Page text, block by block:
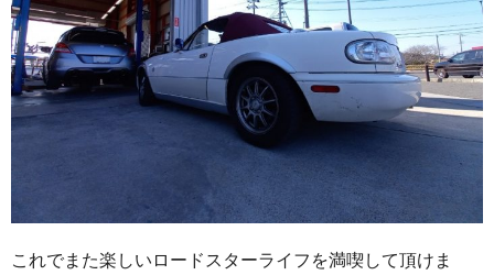
これでまた楽しいロードスターライフを満喫して頂けま